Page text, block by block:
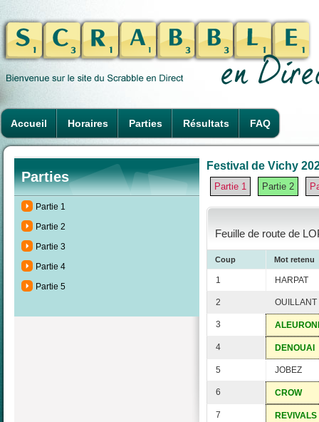
Accueil Horaires Parties Résultats FAQ
Parties
Partie 1
Partie 2
Partie 3
Partie 4
Partie 5
Festival de Vichy
Partie 1 Partie 2
Feuille de route de
Coup Mot retenu
1 HARPAT
2 OUILLANT
3
4 DENOUAI
5 JOBEZ
6 CROW
7 REVIVALS